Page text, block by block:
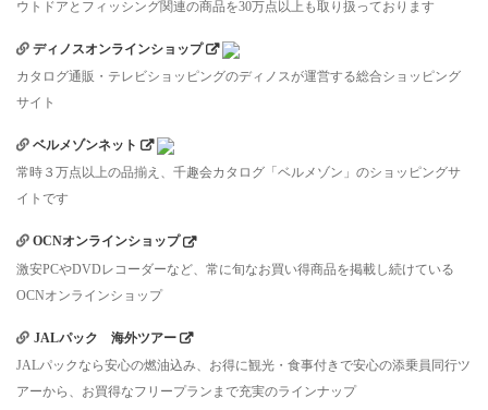
ウトドアとフィッシング関連の商品を30万点以上も取り扱っております
ディノスオンラインショップ
カタログ通販・テレビショッピングのディノスが運営する総合ショッピング
サイト
ベルメゾンネット
常時３万点以上の品揃え、千趣会カタログ「ベルメゾン」のショッピングサ
イトです
OCNオンラインショップ
激安PCやDVDレコーダーなど、常に旬なお買い得商品を掲載し続けている
OCNオンラインショップ
JALパック 海外ツアー
JALパックなら安心の燃油込み、お得に観光・食事付きで安心の添乗員同行ツ
アーから、お買得なフリープランまで充実のラインナップ